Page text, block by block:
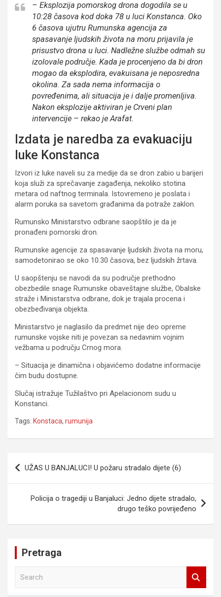
– Eksplozija pomorskog drona dogodila se u
10:28 časova kod doka 78 u luci Konstanca. Oko
6 časova ujutru Rumunska agencija za
spasavanje ljudskih života na moru prijavila je
prisustvo drona u luci. Nadležne službe odmah su
izolovale područje. Kada je procenjeno da bi dron
mogao da eksplodira, evakuisana je neposredna
okolina. Za sada nema informacija o
povređenima, ali situacija je i dalje promenljiva.
Nakon eksplozije aktiviran je Crveni plan
intervencije – rekao je Arafat.
Izdata je naredba za evakuaciju
luke Konstanca
Izvori iz luke naveli su za medije da se dron zabio u barijeri
koja služi za sprečavanje zagađenja, nekoliko stotina
metara od naftnog terminala. Istovremeno je poslata i
alarm poruka sa savetom građanima da potraže zaklon.
Rumunsko Ministarstvo odbrane saopštilo je da je
pronađeni pomorski dron.
Rumunske agencije za spasavanje ljudskih života na moru,
samodetonirao se oko 10.30 časova, bez ljudskih žrtava.
U saopštenju se navodi da su područje prethodno
obezbedile snage Rumunske obaveštajne službe, Obalske
straže i Ministarstva odbrane, dok je trajala procena i
obezbeđivanja objekta.
Ministarstvo je naglasilo da predmet nije deo opreme
rumunske vojske niti je povezan sa nedavnim vojnim
vežbama u području Crnog mora.
– Situacija je dinamična i objavićemo dodatne informacije
čim budu dostupne.
Slučaj istražuje Tužilaštvo pri Apelacionom sudu u
Konstanci.
Tags: Konstaca, rumunija
Navigacija
članaka
UŽAS U BANJALUCI! U požaru stradalo dijete (6)
Policija o tragediji u Banjaluci: Jedno dijete stradalo,
drugo teško povrijeđeno
Pretraga